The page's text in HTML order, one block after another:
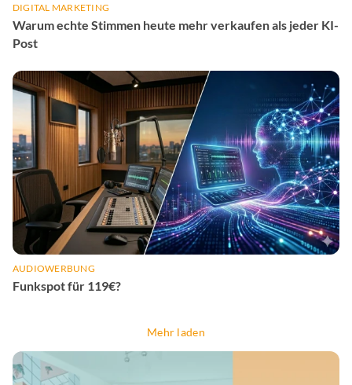
DIGITAL MARKETING
Warum echte Stimmen heute mehr verkaufen als jeder KI-
Post
AUDIOWERBUNG
Funkspot für 119€?
Mehr laden